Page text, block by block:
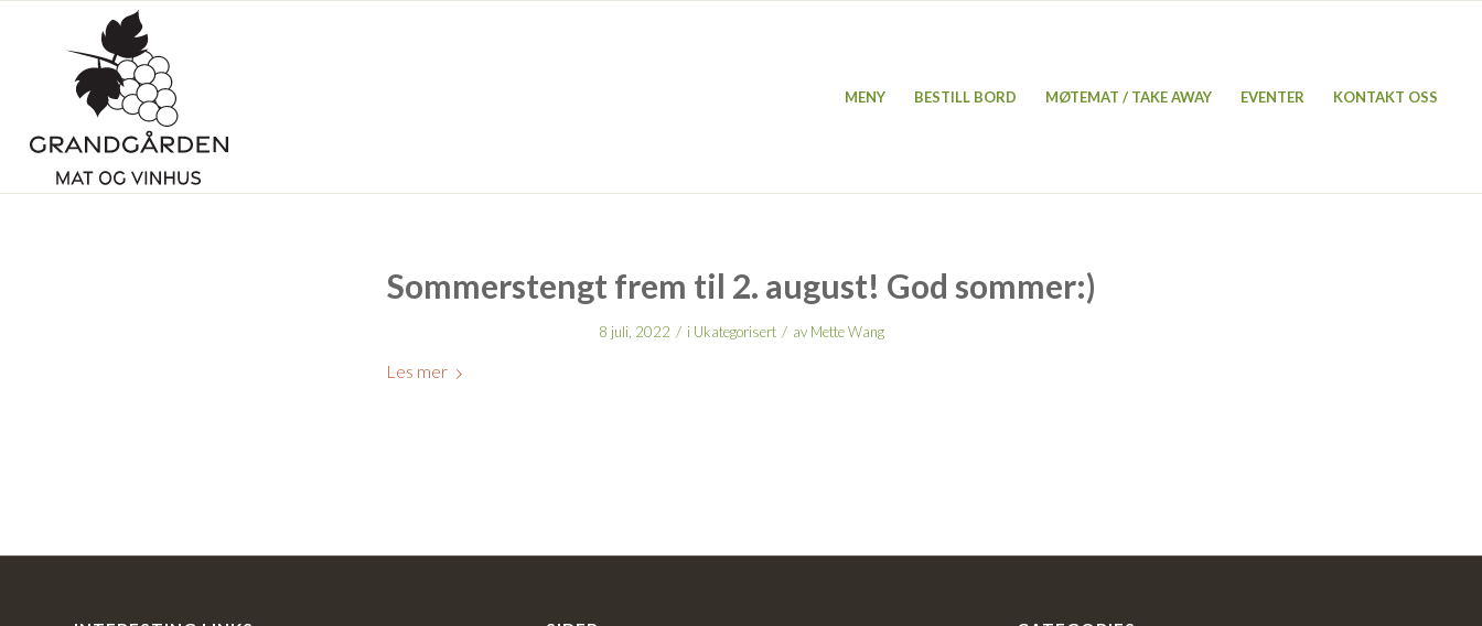
MENY BESTILL BORD MØTEMAT / TAKE AWAY EVENTER KONTAKT OSS
Sommerstengt frem til 2. august! God sommer:)
8 juli, 2022 / i Ukategorisert / av Mette Wang
Les mer